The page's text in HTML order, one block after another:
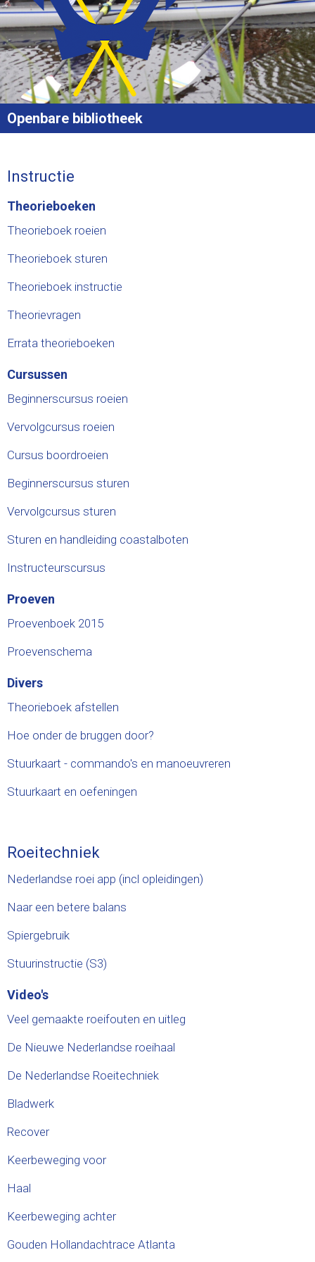
Openbare bibliotheek
Instructie
Theorieboeken
Theorieboek roeien
Theorieboek sturen
Theorieboek instructie
Theorievragen
Errata theorieboeken
Cursussen
Beginnerscursus roeien
Vervolgcursus roeien
Cursus boordroeien
Beginnerscursus sturen
Vervolgcursus sturen
Sturen en handleiding coastalboten
Instructeurscursus
Proeven
Proevenboek 2015
Proevenschema
Divers
Theorieboek afstellen
Hoe onder de bruggen door?
Stuurkaart - commando's en manoeuvreren
Stuurkaart en oefeningen
Roeitechniek
Nederlandse roei app (incl opleidingen)
Naar een betere balans
Spiergebruik
Stuurinstructie (S3)
Video's
Veel gemaakte roeifouten en uitleg
De Nieuwe Nederlandse roeihaal
De Nederlandse Roeitechniek
Bladwerk
Recover
Keerbeweging voor
Haal
Keerbeweging achter
Gouden Hollandachtrace Atlanta